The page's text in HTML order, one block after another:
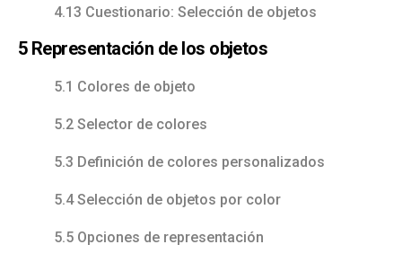
4.13 Cuestionario: Selección de objetos
5 Representación de los objetos
5.1 Colores de objeto
5.2 Selector de colores
5.3 Definición de colores personalizados
5.4 Selección de objetos por color
5.5 Opciones de representación